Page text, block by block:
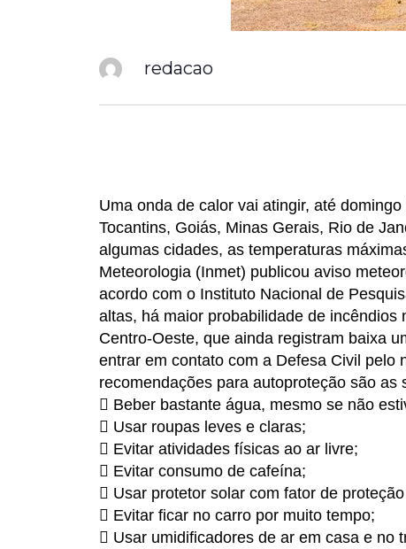
redacao
Uma onda de calor vai atingir, até
Tocantins, Goiás, Minas Gerais, Rio de
algumas cidades, as temperaturas
Meteorologia (Inmet) publicou aviso
acordo com o Instituto Nacional de
altas, há maior probabilidade de
Centro-Oeste, que ainda registram baixa
entrar em contato com a Defesa Civil pelo
recomendações para autoproteção são as
 Beber bastante água, mesmo se não
 Usar roupas leves e claras;
 Evitar atividades físicas ao ar livre;
 Evitar consumo de cafeína;
 Usar protetor solar com fator de
 Evitar ficar no carro por muito tempo;
 Usar umidificadores de ar em casa e no